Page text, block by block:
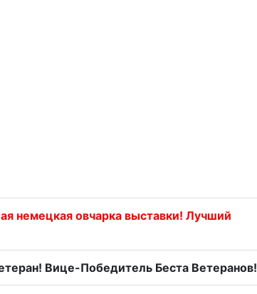
немецкая овчарка выставки! Лучший
Вице-Победитель Беста Ветеранов!